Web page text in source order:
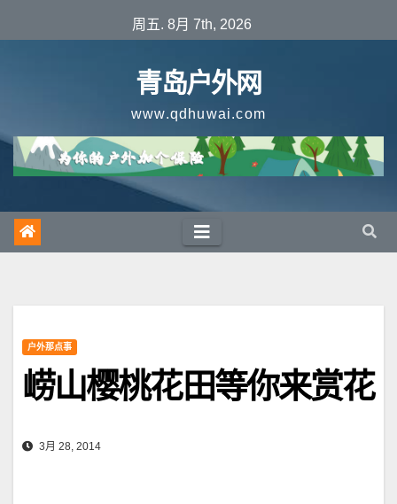
至
周五. 8月 7th, 2026
青岛户外网
www.qdhuwai.com
户外那点事
崂山樱桃花田等你来赏花
3月 28, 2014